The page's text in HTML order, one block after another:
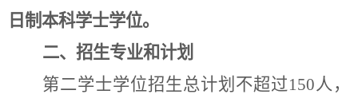
日制本科学士学位。
二、招生专业和计划
第二学士学位招生总计划不超过150人，